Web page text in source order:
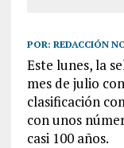
POR: REDACCIÓN
Este lunes, la
mes de julio
clasificación
con unos
casi 100 años.